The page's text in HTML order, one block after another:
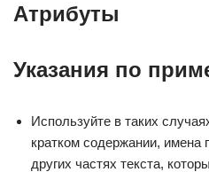
Атрибуты
Указания по
Используйте в таких
кратком содержании, имена
других частях текста,